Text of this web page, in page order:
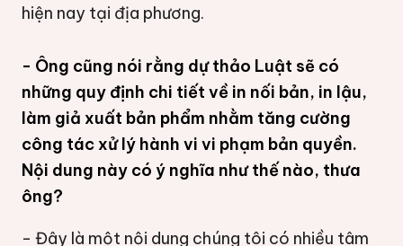
hiện nay tại địa phương.
- Ông cũng nói rằng dự thảo Luật sẽ có
những quy định chi tiết về in nối bản, in lậu,
làm giả xuất bản phẩm nhằm tăng cường
công tác xử lý hành vi vi phạm bản quyền.
Nội dung này có ý nghĩa như thế nào, thưa
ông?
- Đây là một nội dung chúng tôi có nhiều tâm